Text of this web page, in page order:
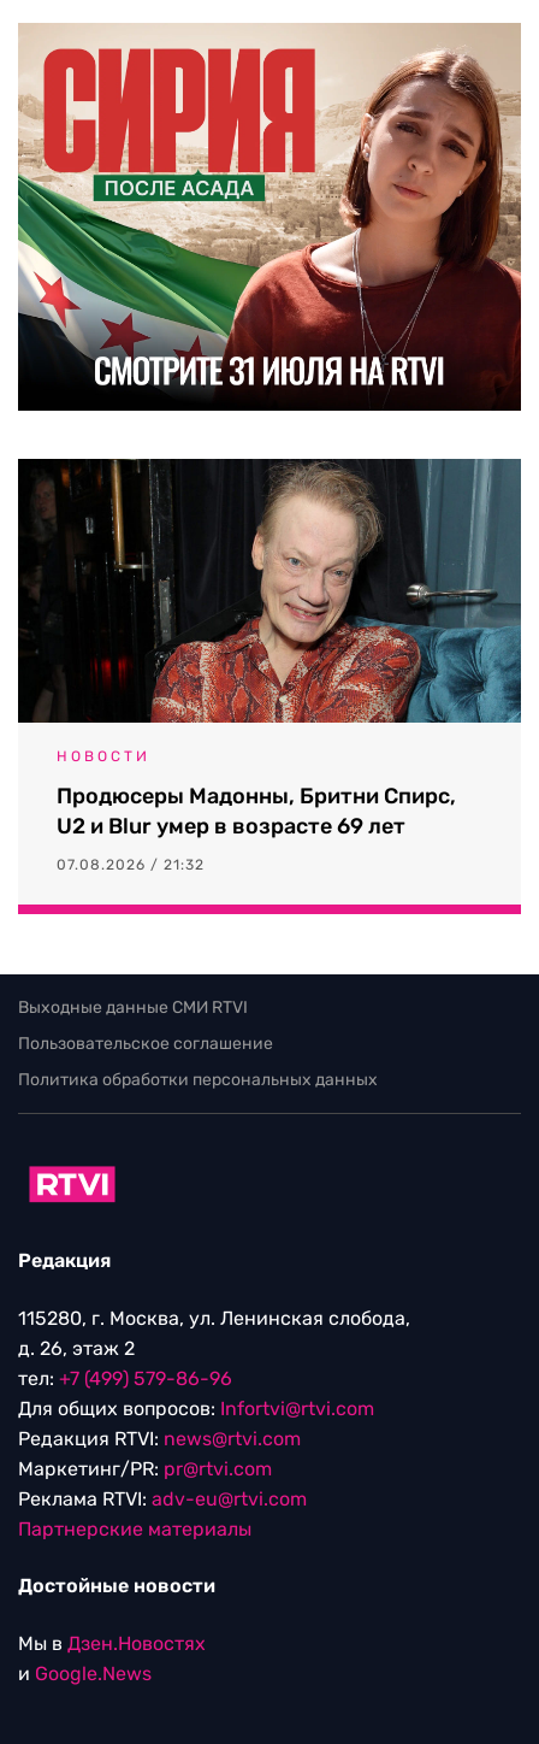
НОВОСТИ
Продюсеры Мадонны, Бритни Спирс,
U2 и Blur умер в возрасте 69 лет
07.08.2026 / 21:32
Выходные данные СМИ RTVI
Пользовательское соглашение
Политика обработки персональных данных
Редакция
115280, г. Москва, ул. Ленинская слобода,
д. 26, этаж 2
тел: +7 (499) 579-86-96
Для общих вопросов: Infortvi@rtvi.com
Редакция RTVI: news@rtvi.com
Маркетинг/PR: pr@rtvi.com
Реклама RTVI: adv-eu@rtvi.com
Партнерские материалы
Достойные новости
Мы в Дзен.Новостях
и Google.News